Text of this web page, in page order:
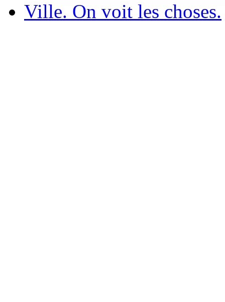
Ville. On voit les choses.